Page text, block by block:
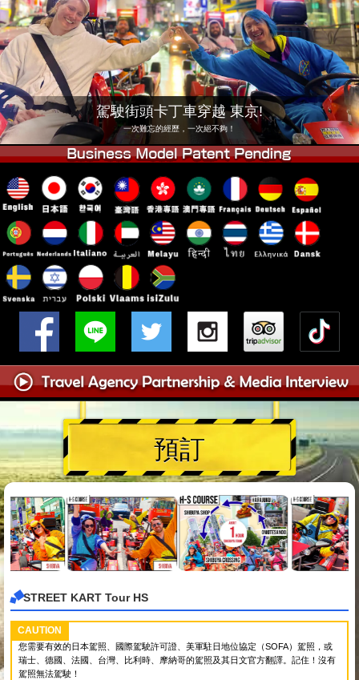
更換店鋪
東京 品川 #1 東京 秋葉原 #1
東京 秋葉原 #2 東京 澀谷
東京 澀谷附店 東京灣
東京 淺草 大阪
沖繩
駕駛街頭卡丁車穿越 東京!
一次難忘的經歷，一次絕不夠！
預訂
STREET KART Tour HS
CAUTION
您需要有效的日本駕照、國際駕駛許可證、美軍駐日地位協定（SOFA）駕照，或
瑞士、德國、法國、台灣、比利時、摩納哥的駕照及其日文官方翻譯。記住！沒有
駕照無法駕駛！